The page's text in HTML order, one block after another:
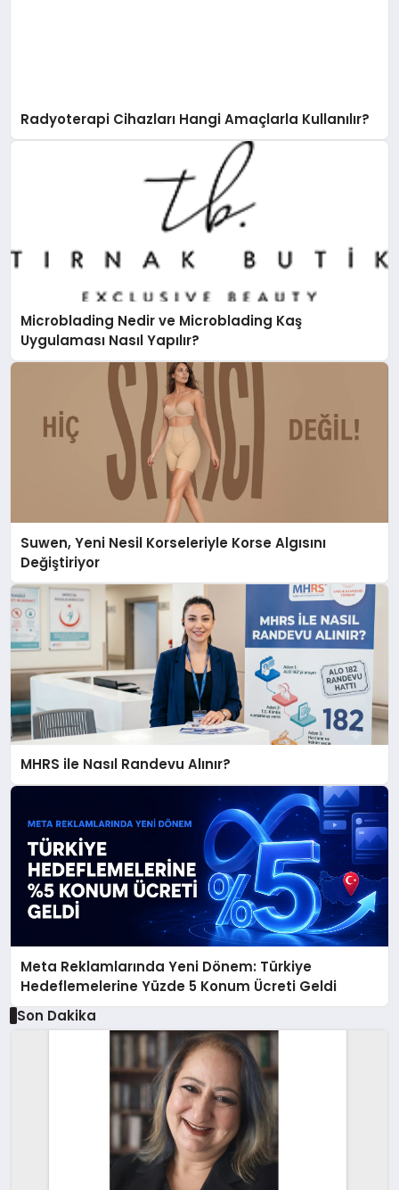
Radyoterapi Cihazları Hangi Amaçlarla Kullanılır?
Microblading Nedir ve Microblading Kaş
Uygulaması Nasıl Yapılır?
Suwen, Yeni Nesil Korseleriyle Korse Algısını
Değiştiriyor
MHRS ile Nasıl Randevu Alınır?
Meta Reklamlarında Yeni Dönem: Türkiye
Hedeflemelerine Yüzde 5 Konum Ücreti Geldi
Son Dakika